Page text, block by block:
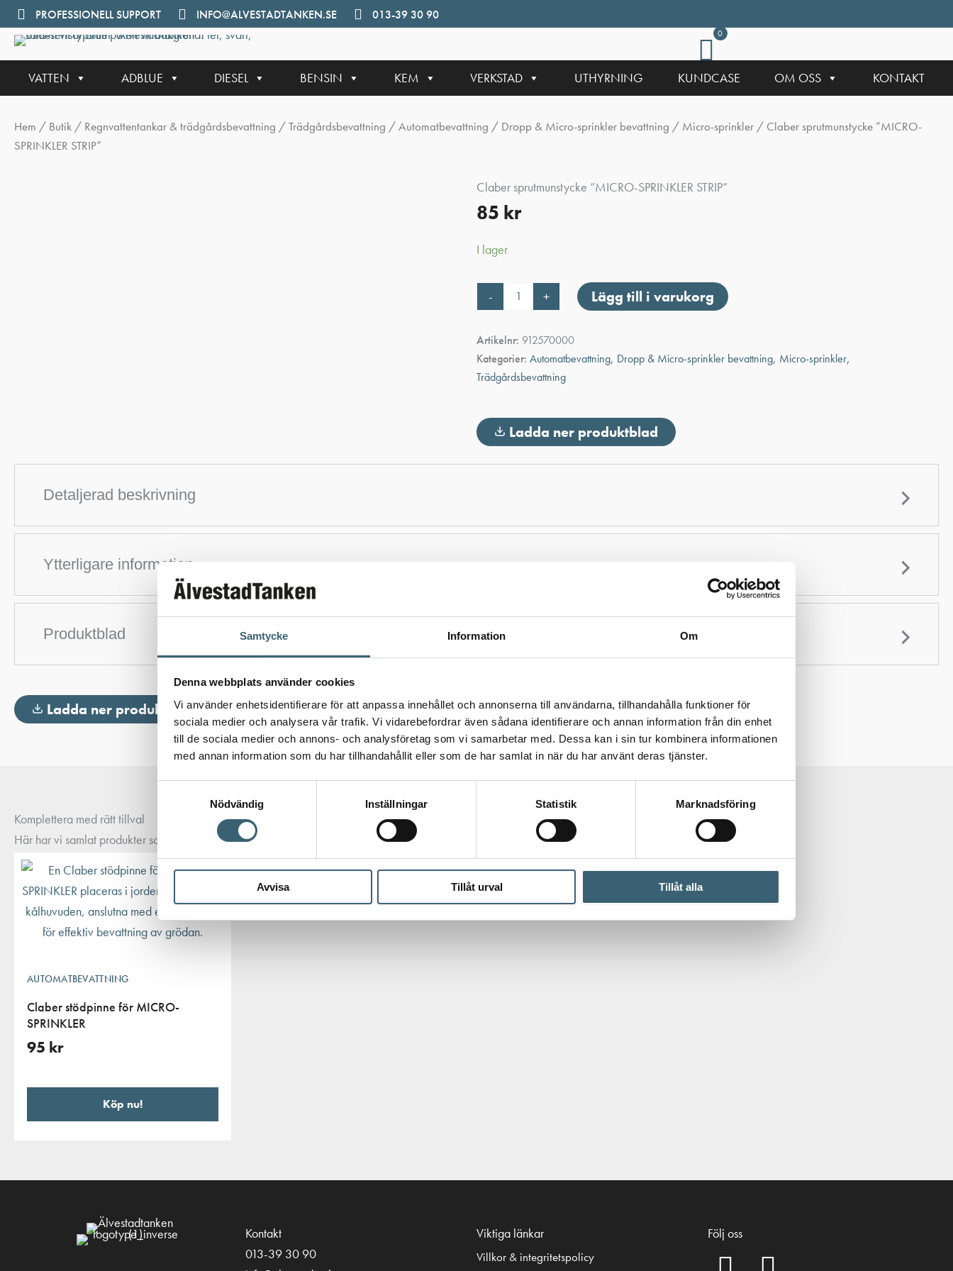
Samtycke Information Om
Denna webbplats använder cookies
Vi använder enhetsidentifierare för att anpassa innehållet och annonserna till användarna, tillhandahålla funktioner för
sociala medier och analysera vår trafik. Vi vidarebefordrar även sådana identifierare och annan information från din enhet
till de sociala medier och annons- och analysföretag som vi samarbetar med. Dessa kan i sin tur kombinera informationen
med annan information som du har tillhandahållit eller som de har samlat in när du har använt deras tjänster.
Nödvändig
Inställningar Statistik Marknadsföring
Avvisa Tillåt urval Tillåt alla
Hoppa
till
innehåll
PROFESSIONELL SUPPORT INFO@ALVESTADTANKEN.SE 013-39 30 90
0
VATTEN ADBLUE DIESEL BENSIN KEM VERKSTAD UTHYRNING KUNDCASE OM OSS KONTAKT
Hem / Butik / Regnvattentankar & trädgårdsbevattning /Trädgårdsbevattning /Automatbevattning / Dropp & Micro-sprinkler bevattning / Micro-sprinkler / Claber sprutmunstycke ”MICRO-
SPRINKLER STRIP”
Claber sprutmunstycke ”MICRO-SPRINKLER STRIP”
85 kr
I lager
-
sprutmunstycke
STRIP"
mängd
+ Lägg till i varukorg
Artikelnr: 912570000
Kategorier: Automatbevattning, Dropp & Micro-sprinkler bevattning, Micro-sprinkler,
Trädgårdsbevattning
Ladda ner produktblad
Detaljerad beskrivning
Ytterligare information
Produktblad
Ladda ner produktblad
Komplettera med rätt tillval
Här har vi samlat produkter som ofta passar bra ihop med det du tittar på – för en mer komplett lösning.
AUTOMATBEVATTNING
Claber stödpinne för MICRO-
SPRINKLER
95 kr
Köp nu!
Kontakt
013-39 30 90
Viktiga länkar
Villkor & integritetspolicy
Följ oss